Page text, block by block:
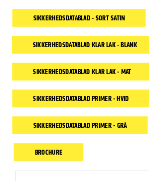
SIKKERHEDSDATABLAD - SORT SATIN
SIKKERHEDSDATABLAD KLAR LAK - BLANK
SIKKERHEDSDATABLAD KLAR LAK - MAT
SIKKERHEDSDATABLAD PRIMER - HVID
SIKKERHEDSDATABLAD PRIMER - GRÅ
BROCHURE